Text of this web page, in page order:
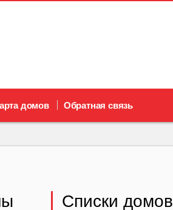
домов Обратная связь
Списки домов